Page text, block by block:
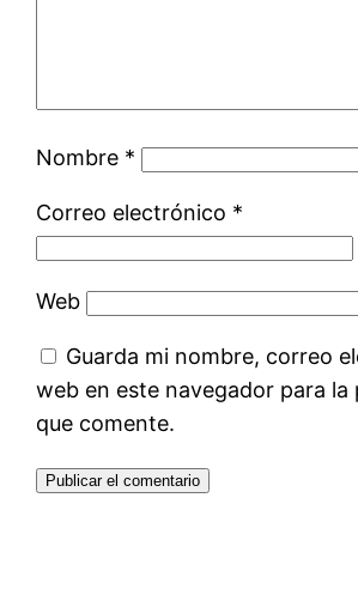
Nombre *
Correo electrónico *
Web
Guarda mi nombre, correo
web en este navegador para la
que comente.